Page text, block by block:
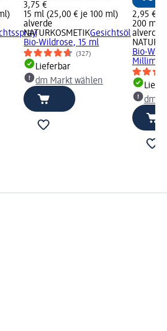
3,75 €
15 ml (25,00 € je 100 ml)
alverde
NATURKOSMETIKGesichtsöl
Bio-Wildrose, 15 ml
(327)
Lieferbar
dm Markt wählen
2,95 €
200 ml
alverde
Bio-
dm